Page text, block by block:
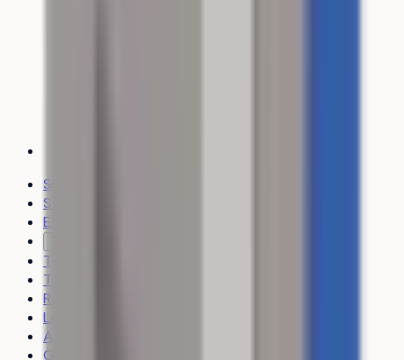
Simulateur d’admission
Stratégie de vœux
Explorer les formations
Toutes les formations
Tous les établissements
Révisions
Le média
Actualités
Guides